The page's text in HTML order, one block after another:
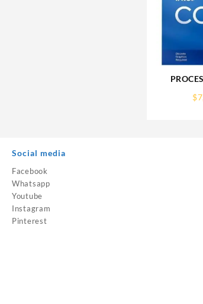
I9-
$
Social media
Facebook
Whatsapp
Youtube
Instagram
Pinterest